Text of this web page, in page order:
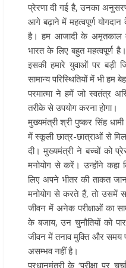
प्रेरणा दी गई है, उनका
आगे बढ़ाने में महत्वपूर्ण
है। हम आजादी के
भारत के लिए बहुत महत्वपूर्ण
इसकी हमारे युवाओं पर बड़ी
सामान्य परिस्थितियों में भी
परमात्मा ने हमें जो स्वतंत्र
तरीके से उपयोग करना होगा।
मुख्यमंत्री श्री पुष्कर सिंह
में स्कूली छात्र-छात्राओं से
दी। मुख्यमंत्री ने बच्चों को
मनोयोग से करें। उन्होंने कहा
लिए अपने भीतर की ताकत
मनोयोग से करते हैं, तो उसमें
जीवन में अनेक परीक्षाओं का
के बजाय, उन चुनौतियों को
जीवन में तनाव मुक्ति और समय
असम्भव नहीं है।
प्रधानमंत्री के ‘परीक्षा पर